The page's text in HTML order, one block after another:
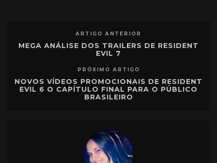
ARTIGO ANTERIOR
MEGA ANÁLISE DOS TRAILERS DE RESIDENT
EVIL 7
PRÓXIMO ARTIGO
NOVOS VÍDEOS PROMOCIONAIS DE RESIDENT
EVIL 6 O CAPÍTULO FINAL PARA O PÚBLICO
BRASILEIRO